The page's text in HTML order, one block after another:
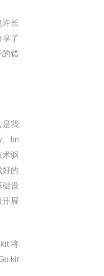
许长
了
的错
是我
Im
术驱
好的
设
展
将
kit